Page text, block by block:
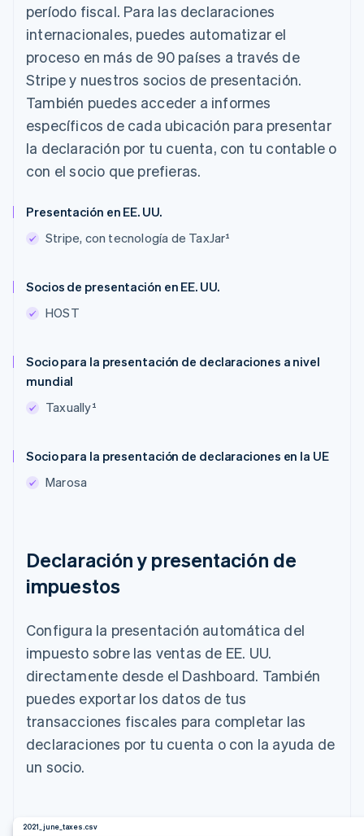
período fiscal. Para las declaraciones
internacionales, puedes automatizar el
proceso en más de 90 países a través de
Stripe y nuestros socios de presentación.
También puedes acceder a informes
específicos de cada ubicación para presentar
la declaración por tu cuenta, con tu contable o
con el socio que prefieras.
Presentación en EE. UU.
Stripe, con tecnología de TaxJar¹
Socios de presentación en EE. UU.
HOST
Socio para la presentación de declaraciones a nivel
mundial
Taxually¹
Socio para la presentación de declaraciones en la UE
Marosa
Declaración y presentación de
impuestos
Configura la presentación automática del
impuesto sobre las ventas de EE. UU.
directamente desde el Dashboard. También
puedes exportar los datos de tus
transacciones fiscales para completar las
declaraciones por tu cuenta o con la ayuda de
un socio.
2021_june_taxes.csv